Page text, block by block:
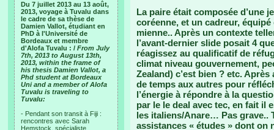
Du 7 juillet 2013 au 13 août,
2013, voyage à Tuvalu dans
le cadre de sa thèse de
Damien Vallot, étudiant en
PhD à l'Université de
Bordeaux et membre
d'Alofa Tuvalu : / From July
7th, 2013 to August 13th,
2013, within the frame of
his thesis Damien Vallot, a
Phd student at Bordeaux
Uni and a member of Alofa
Tuvalu is traveling to
Tuvalu:
- Pendant son transit à Fiji :
rencontres avec Sarah
Hemstock, spécialiste
La paire était composée d’une
coréenne, et un cadreur,
mienne.. Après un contexte
l’avant-dernier slide posait 4
réagissez au qualificatif de
climat niveau gouvernement,
Zealand) c’est bien ? etc.
de temps aux autres pour
l’énergie à répondre à la
par le le deal avec tec, en fait il
les italiens/Anare… Pas grave..
assistances « études » dont on